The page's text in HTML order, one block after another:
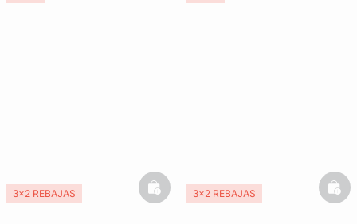
3x2 REBAJAS basketfull3x2 REBAJAS